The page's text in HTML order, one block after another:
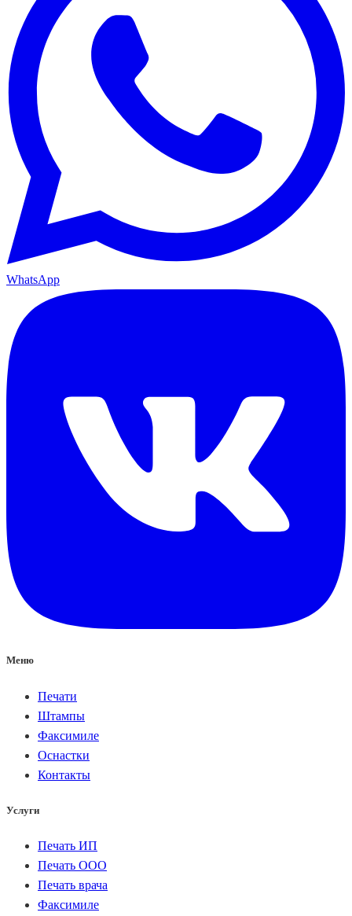
WhatsApp
Меню
Печати
Штампы
Факсимиле
Оснастки
Контакты
Услуги
Печать ИП
Печать ООО
Печать врача
Факсимиле